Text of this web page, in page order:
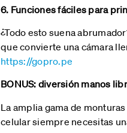
6. Funciones fáciles para
¿Todo esto suena
que convierte una cámara
https://gopro.pe
BONUS: diversión manos
La amplia gama de
celular siempre necesitas